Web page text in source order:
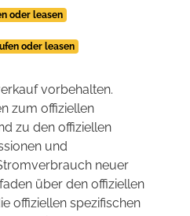
oder leasen
oder leasen
vorbehalten.
zum offiziellen
zu den offiziellen
und
neuer
über den offiziellen
offiziellen spezifischen